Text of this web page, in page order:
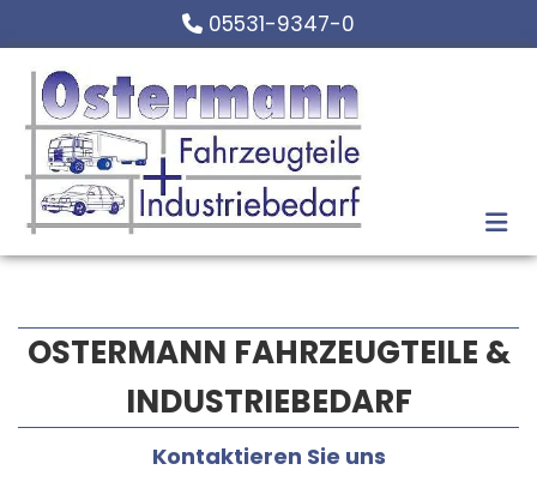
Zum Inhalt springen 05531-9347-0
OSTERMANN FAHRZEUGTEILE &
INDUSTRIEBEDARF
Kontaktieren Sie uns